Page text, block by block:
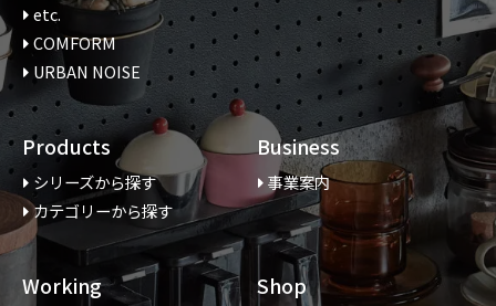
etc.
COMFORM
URBAN NOISE
Products
シリーズから探す
カテゴリーから探す
Business
事業案内
Working Shop